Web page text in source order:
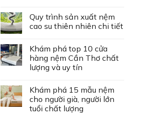
Quy trình sản xuất nệm
cao su thiên nhiên chi tiết
Khám phá top 10 cửa
hàng nệm Cần Thơ chất
lượng và uy tín
Khám phá 15 mẫu nệm
cho người già, người lớn
tuổi chất lượng